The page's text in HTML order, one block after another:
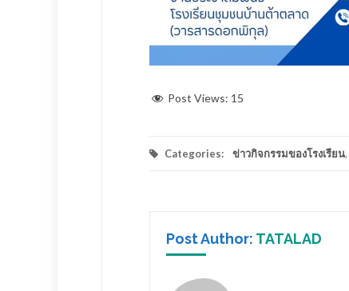
Post Views: 15
Categories: ข่าวกิจกรรมของโรงเรียน,
Post Author: TATALAD